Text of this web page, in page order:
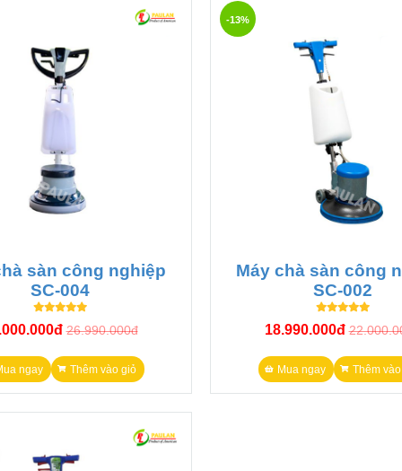
dạng, phù hợp cho nhu cầu
ở các diện tích
suất lớn cũng như tính đa năng trong sử dụng
sàn công nghiệp
SC-004
26.990.000đ
ngay Thêm vào giỏ
Máy chà sàn công
SC-002
18.990.000đ
-13%
Mua ngay Thêm